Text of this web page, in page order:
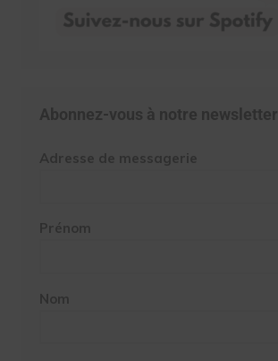
Abonnez-vous à notre newsletter
Adresse de messagerie
Prénom
Nom